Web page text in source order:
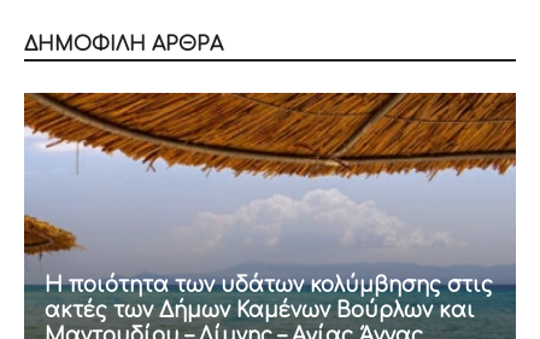
ΔΗΜΟΦΙΛΗ ΑΡΘΡΑ
Η ποιότητα των υδάτων κολύμβησης στις
ακτές των Δήμων Καμένων Βούρλων και